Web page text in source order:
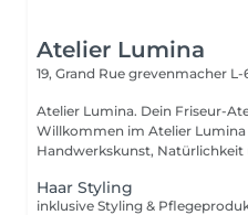
Atelier Lumina
19, Grand Rue grevenmacher L-
Atelier Lumina. Dein Friseur-
Willkommen im Atelier Lumina einem Ort, an dem
Handwerkskunst, Natürlichkeit
Haar Styling
inklusive Styling &